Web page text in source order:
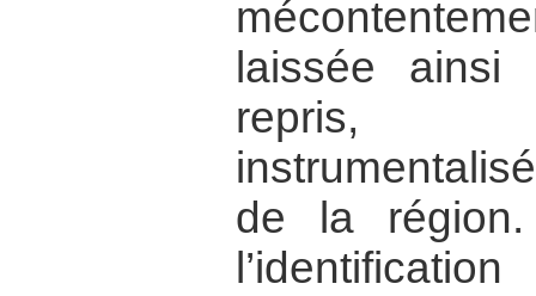
laissée ainsi
repris,
de la